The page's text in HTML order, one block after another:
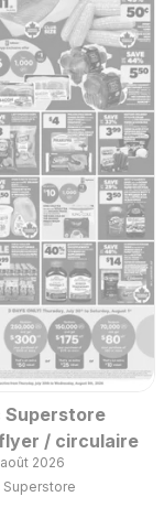
/ circulaire
2026
Superstore